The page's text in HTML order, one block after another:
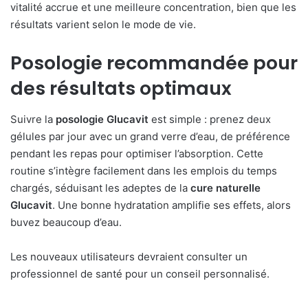
vitalité accrue et une meilleure concentration, bien que les
résultats varient selon le mode de vie.
Posologie recommandée pour
des résultats optimaux
Suivre la posologie Glucavit est simple : prenez deux
gélules par jour avec un grand verre d’eau, de préférence
pendant les repas pour optimiser l’absorption. Cette
routine s’intègre facilement dans les emplois du temps
chargés, séduisant les adeptes de la cure naturelle
Glucavit. Une bonne hydratation amplifie ses effets, alors
buvez beaucoup d’eau.
Les nouveaux utilisateurs devraient consulter un
professionnel de santé pour un conseil personnalisé.